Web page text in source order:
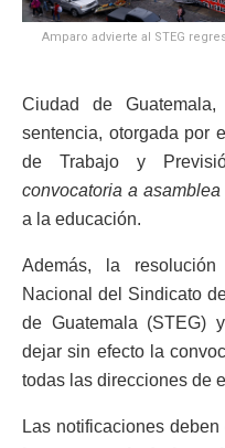
Amparo advierte al STEG
Ciudad de
sentencia, otorgada por
de Trabajo y
convocatoria a asamblea
a la educación.
Además, la
Nacional del Sindicato
de Guatemala (STEG)
dejar sin efecto la
todas las direcciones de
Las notificaciones deben